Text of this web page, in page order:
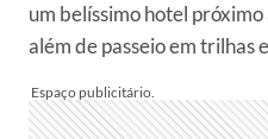
um belíssimo hotel
além de passeio em trilhas